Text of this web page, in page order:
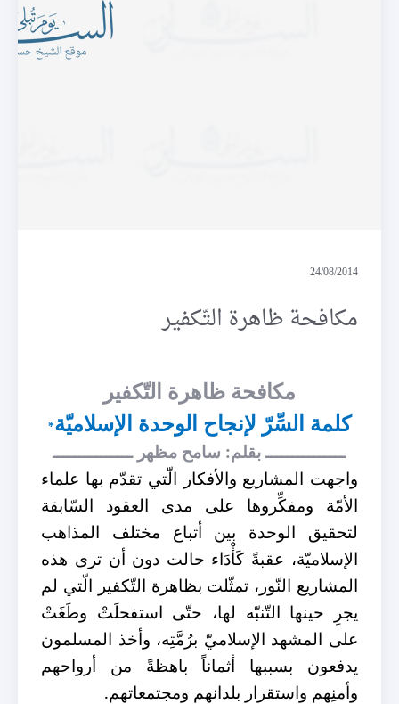
24/08/2014
مكافحة ظاهرة التّكفير
مكافحة ظاهرة التّكفير
كلمة السِّرّ لإنجاح الوحدة الإسلاميّة*
ـــــــــــــــ بقلم: سامح مظهر ـــــــــــــــ
واجهت المشاريع والأفكار الّتي تقدّم بها علماء
الأمّة ومفكِّروها على مدى العقود السّابقة
لتحقيق الوحدة بين أتباع مختلف المذاهب
الإسلاميّة، عقبةً كَأْدَاء حالت دون أن ترى هذه
المشاريع النّور، تمثّلت بظاهرة التّكفير الّتي لم
يجرِ حينها التّنبّه لها، حتّى استفحلَتْ وطَغَتْ
على المشهد الإسلاميّ برُمَّتِه، وأخذ المسلمون
يدفعون بسببها أثماناً باهظةً من أرواحهم
وأمنِهم واستقرار بلدانهم ومجتمعاتهم.